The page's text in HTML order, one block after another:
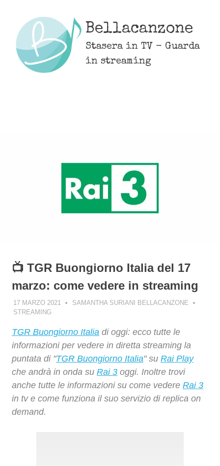
content
Bellacanzone
Stasera in TV - Guarda
in streaming
📺 TGR Buongiorno Italia del 17
marzo: come vedere in streaming
17 MARZO 2021
SAMANTHA SURIANI BELLACANZONE
STREAMING
TGR Buongiorno Italia di oggi: ecco tutte le
informazioni per vedere in diretta streaming la
puntata di "TGR Buongiorno Italia" su Rai Play
che andrà in onda su Rai 3 oggi. Inoltre trovi
anche tutte le informazioni su come vedere Rai 3
in tv e come funziona il suo servizio di replica on
demand.